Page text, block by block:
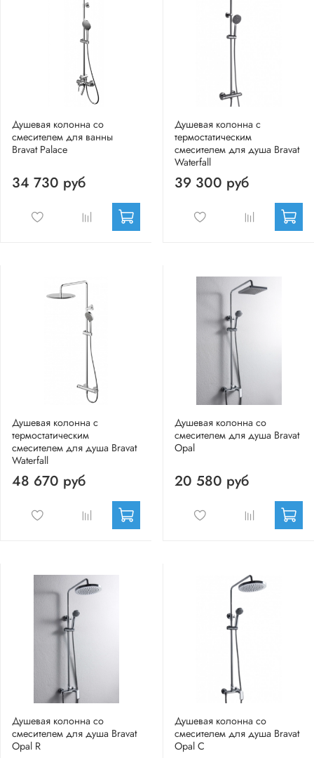
Душевая колонна со
смесителем для ванны
Bravat Palace
34 730 руб
Душевая колонна с
термостатическим
смесителем для душа Bravat
Waterfall
39 300 руб
Душевая колонна с
термостатическим
смесителем для душа Bravat
Waterfall
48 670 руб
Душевая колонна со
смесителем для душа Bravat
Opal
20 580 руб
Душевая колонна со
смесителем для душа Bravat
Opal R
Душевая колонна со
смесителем для душа Bravat
Opal C